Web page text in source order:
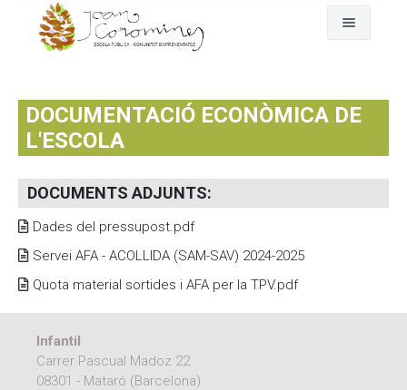
Cerca
El dia a dia
GEP
EDC Estratègia Digital de Centre
Fem pinya
Comunitat d'aprenentatge
Projectes de comunitat
Fotografies i vídeos
Vídeos a Vimeo
Documents oficials del projecte educatiu
Documentació econòmica de l'escola
Menjador
Contacte
DOCUMENTACIÓ ECONÒMICA DE
L'ESCOLA
DOCUMENTS ADJUNTS:
Dades del pressupost.pdf
Servei AFA - ACOLLIDA (SAM-SAV) 2024-2025
Quota material sortides i AFA per la TPV.pdf
Infantil
Carrer Pascual Madoz 22
08301 - Mataró (Barcelona)